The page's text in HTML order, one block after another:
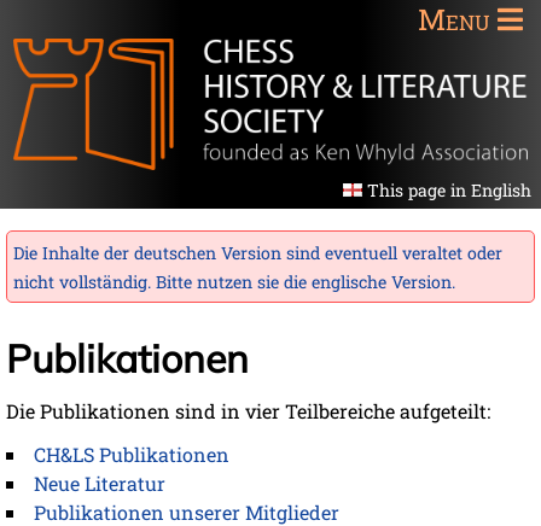
Menu
This page in English
Die Inhalte der deutschen Version sind eventuell veraltet oder
nicht vollständig. Bitte nutzen sie die englische Version.
Publikationen
Die Publikationen sind in vier Teilbereiche aufgeteilt:
CH&LS Publikationen
Neue Literatur
Publikationen unserer Mitglieder